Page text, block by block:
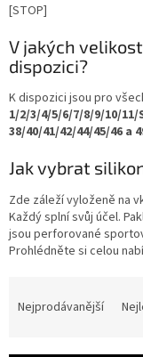
[STOP]
V jakých
dispozici?
K dispozici jsou pro
1/2/3/4/5/6/7/8/9/10/11/
38/40/41/42/44/45/46 a
Jak vybrat
Zde záleží vyloženě na
Každý splní svůj účel.
jsou perforované
Prohlédněte si celou
Nejprodávanější